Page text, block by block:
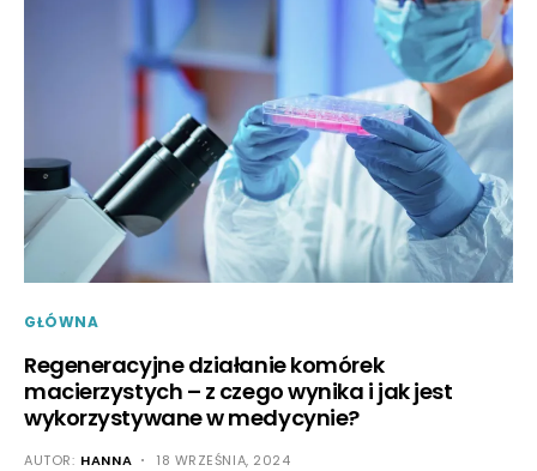
GŁÓWNA
Regeneracyjne działanie komórek
macierzystych – z czego wynika i jak jest
wykorzystywane w medycynie?
AUTOR: HANNA 18 WRZEŚNIA, 2024